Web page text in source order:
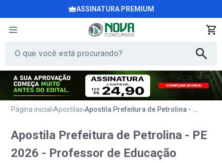
ASSINATURA PREMIUM
Página inicial Apostilas Apostila Prefeitura de Petrolina - PE 2026 - Professor de Educação Infantil e Anos Iniciais do Ensino Fundamental
Apostila Prefeitura de Petrolina - PE
2026 - Professor de Educação